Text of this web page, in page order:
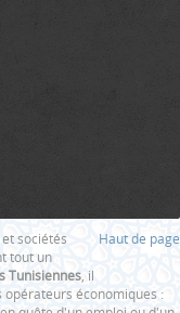
Haut de page
sociétés
tout un
Tunisiennes , il
économiques :